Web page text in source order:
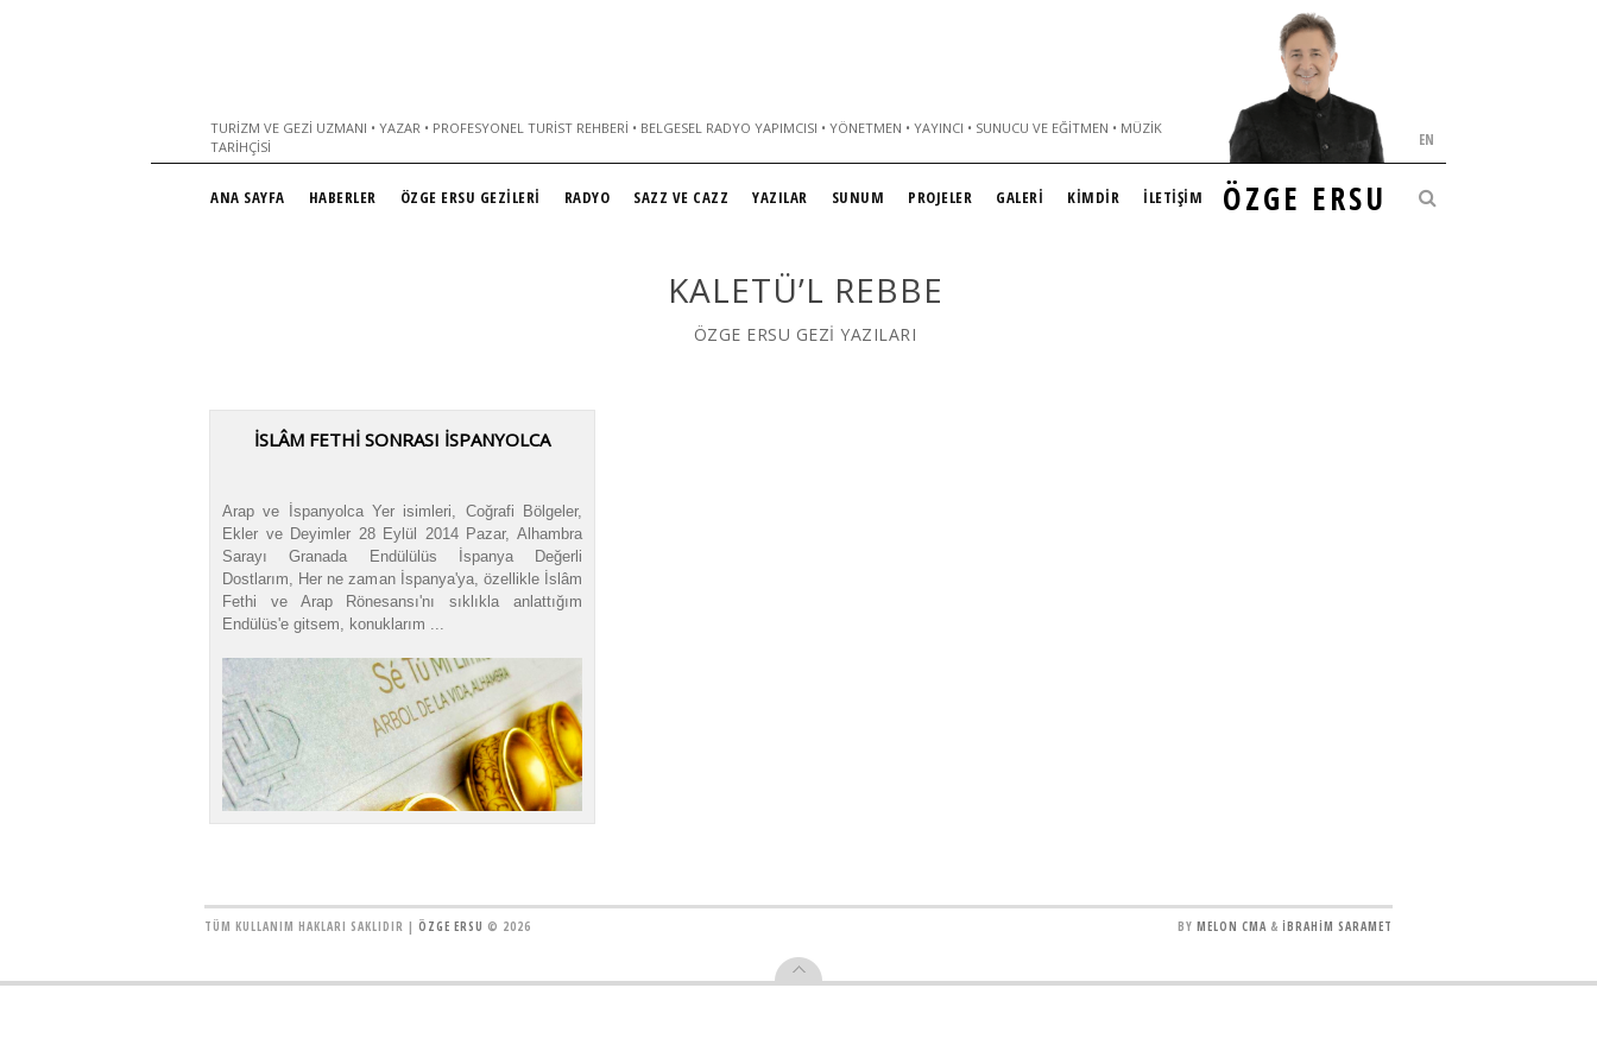
TURIZM VE GEZI UZMANI • YAZAR • PROFESYONEL TURIST REHBERI • BELGESEL RADYO YAPIMCISI • YÖNETMEN • YAYINCI • SUNUCU VE EĞITMEN • MÜZIK
TARIHÇISI
ÖZGE ERSU
EN
ANA SAYFA HABERLER ÖZGE ERSU GEZİLERİ RADYO SAZZ VE CAZZ YAZILAR SUNUM PROJELER GALERİ KİMDİR İLETİŞİM
KALETÜ’L REBBE
ÖZGE ERSU GEZİ YAZILARI
İSLÂM FETHİ SONRASI İSPANYOLCA
Arap ve İspanyolca Yer isimleri, Coğrafi Bölgeler,
Ekler ve Deyimler 28 Eylül 2014 Pazar, Alhambra
Sarayı Granada Endülülüs İspanya Değerli
Dostlarım, Her ne zaman İspanya'ya, özellikle İslâm
Fethi ve Arap Rönesansı'nı sıklıkla anlattığım
Endülüs'e gitsem, konuklarım ...
TÜM KULLANIM HAKLARI SAKLIDIR | ÖZGE ERSU © 2026 BY MELON CMA & İBRAHİM SARAMET